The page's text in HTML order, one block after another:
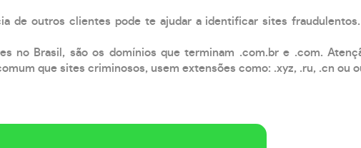
de outros clientes pode te ajudar a identificar sites
no Brasil, são os domínios que terminam .com.br e .com.
que sites criminosos, usem extensões como: .xyz, .ru, .cn ou